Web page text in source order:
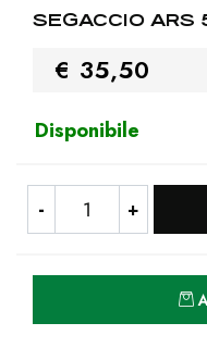
SEGACCIO
€ 35,50
Disponibile